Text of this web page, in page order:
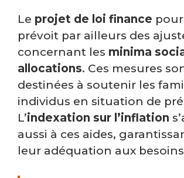
Le projet de loi finance
prévoit par ailleurs des
concernant les minima
allocations. Ces mesures
destinées à soutenir les
individus en situation de
L’indexation sur l’inflation
aussi à ces aides,
leur adéquation aux